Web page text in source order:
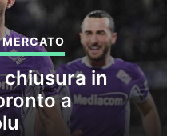
MERCATO
in
a